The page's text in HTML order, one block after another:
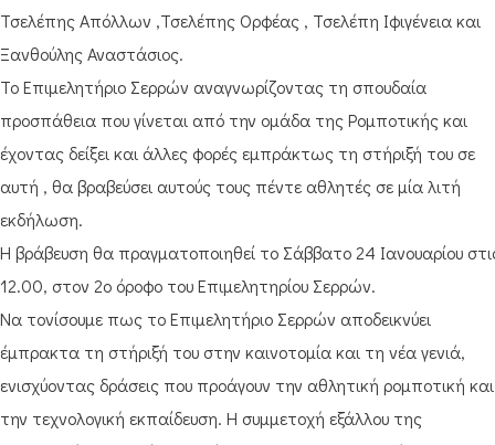
Τσελέπης Απόλλων ,Τσελέπης Ορφέας , Τσελέπη Ιφιγένεια και
Ξανθούλης Αναστάσιος.
Το Επιμελητήριο Σερρών αναγνωρίζοντας τη σπουδαία
προσπάθεια που γίνεται από την ομάδα της Ρομποτικής και
έχοντας δείξει και άλλες φορές εμπράκτως τη στήριξή του σε
αυτή , θα βραβεύσει αυτούς τους πέντε αθλητές σε μία λιτή
εκδήλωση.
Η βράβευση θα πραγματοποιηθεί το Σάββατο 24 Ιανουαρίου
12.00, στον 2ο όροφο του Επιμελητηρίου Σερρών.
Να τονίσουμε πως το Επιμελητήριο Σερρών αποδεικνύει
έμπρακτα τη στήριξή του στην καινοτομία και τη νέα γενιά,
ενισχύοντας δράσεις που προάγουν την αθλητική ρομποτική και
την τεχνολογική εκπαίδευση. Η συμμετοχή εξάλλου της